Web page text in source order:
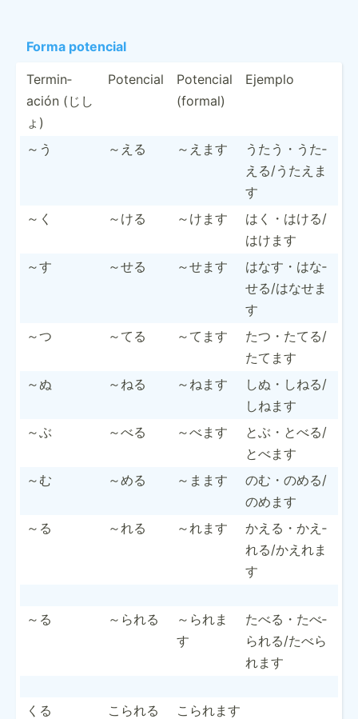
Forma potencial
Termin­
ación (じし
ょ)
Potencial
Potencial
(formal)
Ejemplo
～う ～える ～えます
うたう・うた­
える/­うたえま
す
～く
～ける ～けます
はく・はける­/
はけます
～す
～せる ～せます
はなす・はな­
せる/­はなせま
す
～つ
～てる ～てます
たつ・たてる­/
たてます
～ぬ
～ねる ～ねます
しぬ・しねる­/
しねます
～ぶ
～べる ～べます
とぶ・とべる­/
とべます
～む
～める ～まます
のむ・のめる­/
のめます
～る
～れる ～れます
かえる・かえ­
れる/­かえれま
す
～る ～られる
～られま
す
たべる・たべ­
られる­/たべら
れます
くる こられる
こられます